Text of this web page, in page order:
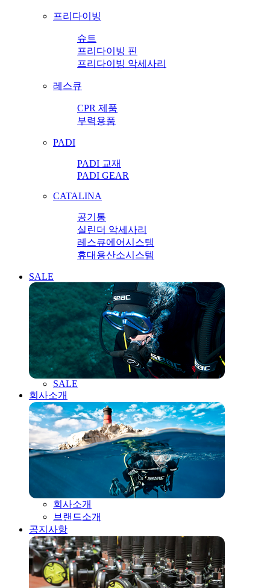
프리다이빙
슈트
프리다이빙 핀
프리다이빙 악세사리
레스큐
CPR 제품
부력용품
PADI
PADI 교재
PADI GEAR
CATALINA
공기통
실린더 악세사리
레스큐에어시스템
휴대용산소시스템
SALE
SALE
회사소개
회사소개
브랜드소개
공지사항